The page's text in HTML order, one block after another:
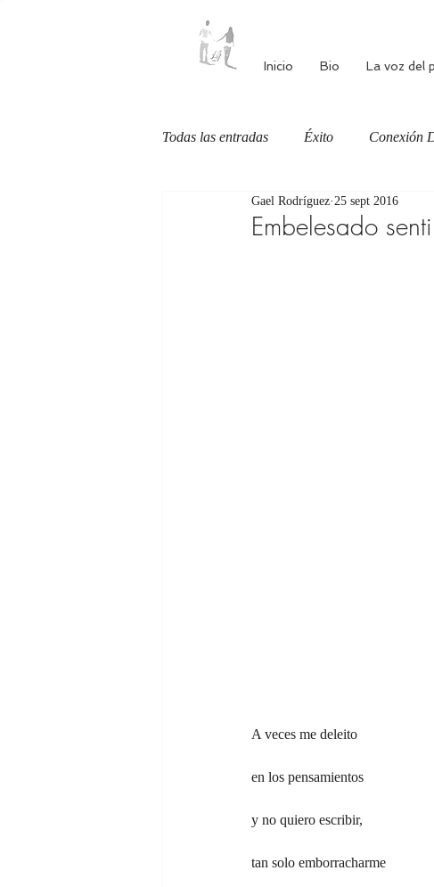
Inicio Bio La voz del
Todas las entradas Éxito Conexión
Autoestima Alimentación consciente
Embelesado
Gael Rodríguez 25 sept 2016
A veces me deleito
en los pensamientos
y no quiero escribir,
tan solo emborracharme